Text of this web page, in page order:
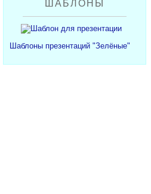
Добавить портфолио
ШАБЛОНЫ
Шаблоны презентаций "Зелёные"